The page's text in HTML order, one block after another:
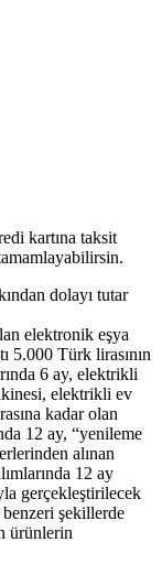
kartına taksit
dolayı tutar
elektronik eşya
5.000 Türk lirasının
6 ay, elektrikli
elektrikli ev
kadar olan
12 ay, “yenileme
alınan
12 ay
gerçekleştirilecek
şekillerde
ürünlerin